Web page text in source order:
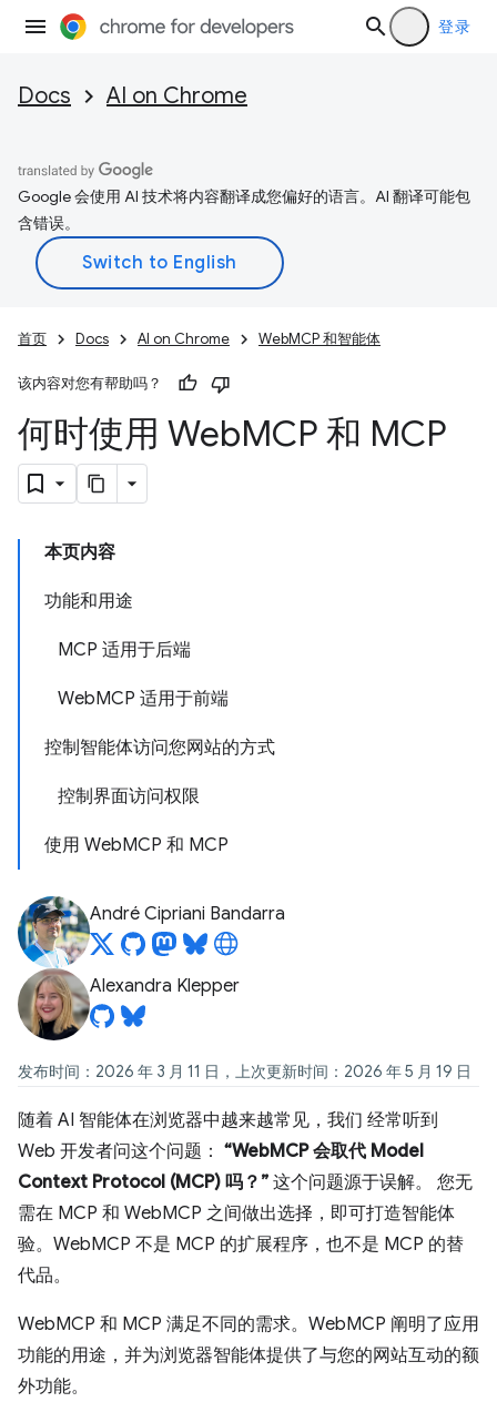
登录
Docs AI on Chrome
Google 会使用 AI 技术将内容翻译成您偏好的语言。AI 翻译可能包
含错误。
首页 Docs AI on Chrome WebMCP 和智能体
该内容对您有帮助吗？
何时使用 WebMCP 和 MCP
本页内容
功能和用途
MCP 适用于后端
WebMCP 适用于前端
控制智能体访问您网站的方式
控制界面访问权限
使用 WebMCP 和 MCP
André Cipriani Bandarra
Alexandra Klepper
发布时间：2026 年 3 月 11 日，上次更新时间：2026 年 5 月 19 日
随着 AI 智能体在浏览器中越来越常见，我们 经常听到
Web 开发者问这个问题： “WebMCP 会取代 Model
Context Protocol (MCP) 吗？” 这个问题源于误解。 您无
需在 MCP 和 WebMCP 之间做出选择，即可打造智能体
验。WebMCP 不是 MCP 的扩展程序，也不是 MCP 的替
代品。
WebMCP 和 MCP 满足不同的需求。WebMCP 阐明了应用
功能的用途，并为浏览器智能体提供了与您的网站互动的额
外功能。